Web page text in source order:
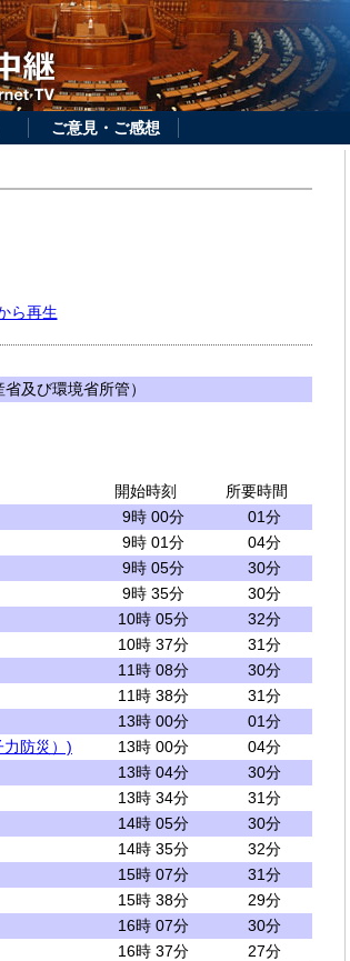
ご意見・ご感想
ら再生
及び環境省所管）
開始時刻
所要時間
9時 00分
01分
9時 01分
04分
9時 05分
30分
9時 35分
30分
10時 05分
32分
10時 37分
31分
11時 08分
30分
11時 38分
31分
13時 00分
01分
防災）)
13時 00分
04分
13時 04分
30分
13時 34分
31分
14時 05分
30分
14時 35分
32分
15時 07分
31分
15時 38分
29分
16時 07分
30分
16時 37分
27分